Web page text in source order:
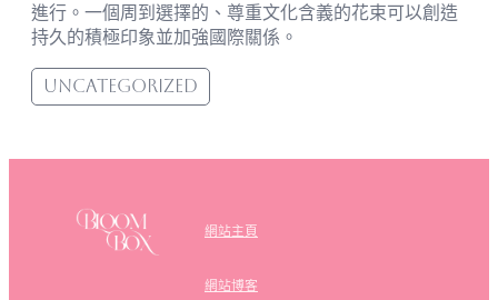
進行。一個周到選擇的、尊重文化含義的花束可以創造
持久的積極印象並加強國際關係。
Uncategorized
網站主頁
網站博客